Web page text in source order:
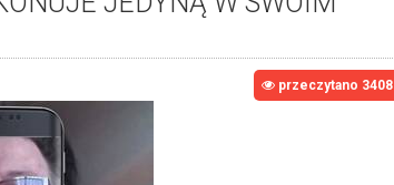
przeczytano 3408